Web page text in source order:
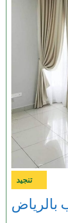
تنجيد
Category
بالرياض